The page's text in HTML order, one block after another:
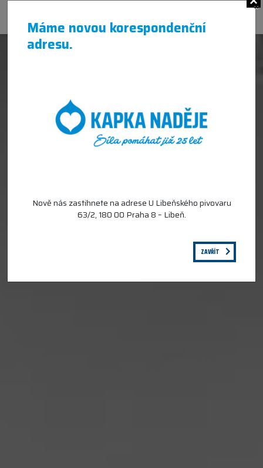
Máme novou korespondenční
adresu.
×
Nově nás zastihnete na adrese U Libeňského pivovaru
63/2, 180 00 Praha 8 – Libeň.
ZAVŘÍT